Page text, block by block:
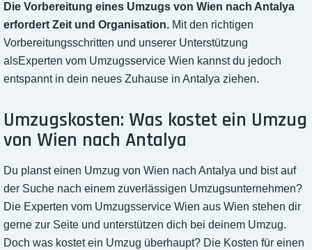
Die Vorbereitung eines Umzugs von Wien nach Antalya
erfordert Zeit und Organisation. Mit den richtigen
Vorbereitungsschritten und unserer Unterstützung
alsExperten vom Umzugsservice Wien kannst du jedoch
entspannt in dein neues Zuhause in Antalya ziehen.
Umzugskosten: Was kostet ein Umzug
von Wien nach Antalya
Du planst einen Umzug von Wien nach Antalya und bist auf
der Suche nach einem zuverlässigen Umzugsunternehmen?
Die Experten vom Umzugsservice Wien aus Wien stehen dir
gerne zur Seite und unterstützen dich bei deinem Umzug.
Doch was kostet ein Umzug überhaupt? Die Kosten für einen